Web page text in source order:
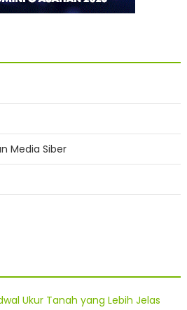
Media Siber
Ukur Tanah yang Lebih Jelas